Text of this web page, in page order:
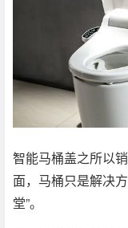
智能马桶盖之所以
面，马桶只是解决
堂”。